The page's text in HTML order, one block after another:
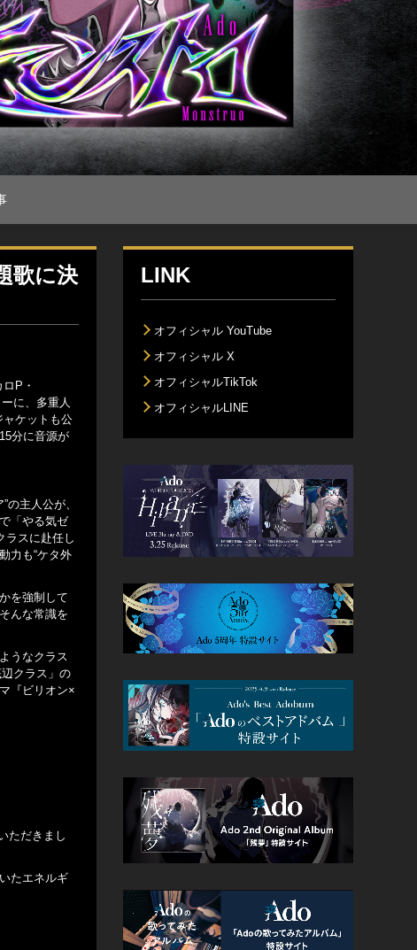
歌に決
P・
に、多重人
ャケットも公
分に音源が
主人公が、
「やる気ゼ
ラスに赴任し
力も“ケタ外
を強制して
んな常識を
うなクラス
クラス」の
『ビリオン×
ただきまし
たエネルギ
LINK
オフィシャル YouTube
オフィシャル X
オフィシャルTikTok
オフィシャルLINE